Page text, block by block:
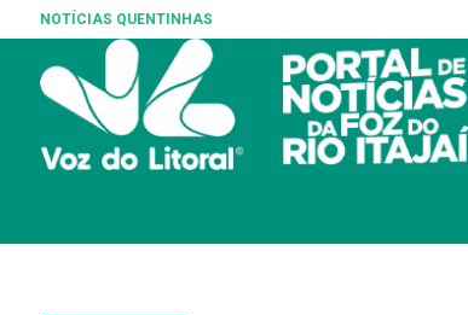
NOTÍCIAS QUENTINHAS